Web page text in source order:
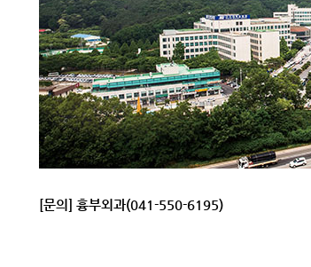
[문의] 흉부외과(041-550-6195)